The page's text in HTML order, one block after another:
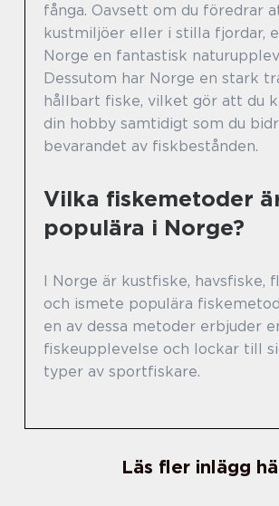
fånga. Oavsett om du föredrar
kustmiljöer eller i stilla fjordar,
Norge en fantastisk
Dessutom har Norge en stark
hållbart fiske, vilket gör att du
din hobby samtidigt som du
bevarandet av fiskbestånden.
Vilka fiskemetoder
populära i Norge?
I Norge är kustfiske, havsfiske,
och ismete populära
en av dessa metoder erbjuder
fiskeupplevelse och lockar till
typer av sportfiskare.
Läs fler inlägg